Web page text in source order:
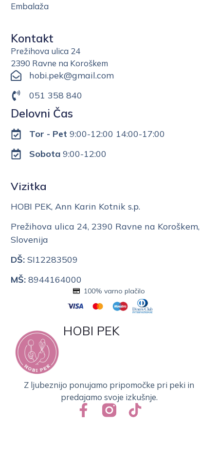
Embalaža
Kontakt
Prežihova ulica 24
2390 Ravne na Koroškem
hobi.pek@gmail.com
051 358 840
Delovni Čas
Tor - Pet 9:00-12:00 14:00-17:00
Sobota9:00-12:00
Vizitka
HOBI PEK, Ann Karin Kotnik s.p.
Prežihova ulica 24, 2390 Ravne na Koroškem,
Slovenija
DŠ: SI12283509
MŠ: 8944164000
HOBI PEK
Z ljubeznijo ponujamo pripomočke pri peki in
predajamo svoje izkušnje.
100% varno plačilo